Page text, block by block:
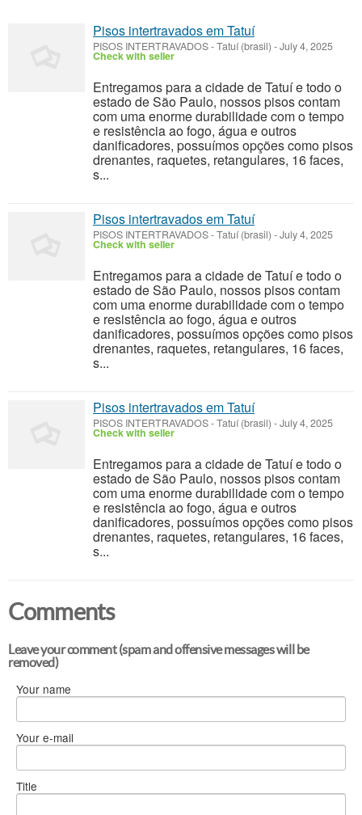
Pisos intertravados em Tatuí
PISOS INTERTRAVADOS-Tatuí (brasil) -July 4, 2025
Check with seller
Entregamos para a cidade de Tatuí e todo o
estado de São Paulo, nossos pisos contam
com uma enorme durabilidade com o tempo
e resistência ao fogo, água e outros
danificadores, possuímos opções como pisos
drenantes, raquetes, retangulares, 16 faces,
s...
Pisos intertravados em Tatuí
PISOS INTERTRAVADOS-Tatuí (brasil) -July 4, 2025
Check with seller
Entregamos para a cidade de Tatuí e todo o
estado de São Paulo, nossos pisos contam
com uma enorme durabilidade com o tempo
e resistência ao fogo, água e outros
danificadores, possuímos opções como pisos
drenantes, raquetes, retangulares, 16 faces,
s...
Pisos intertravados em Tatuí
PISOS INTERTRAVADOS-Tatuí (brasil) -July 4, 2025
Check with seller
Entregamos para a cidade de Tatuí e todo o
estado de São Paulo, nossos pisos contam
com uma enorme durabilidade com o tempo
e resistência ao fogo, água e outros
danificadores, possuímos opções como pisos
drenantes, raquetes, retangulares, 16 faces,
s...
Comments
Leave your comment (spam and offensive messages will be
removed)
Your name
Your e-mail
Title